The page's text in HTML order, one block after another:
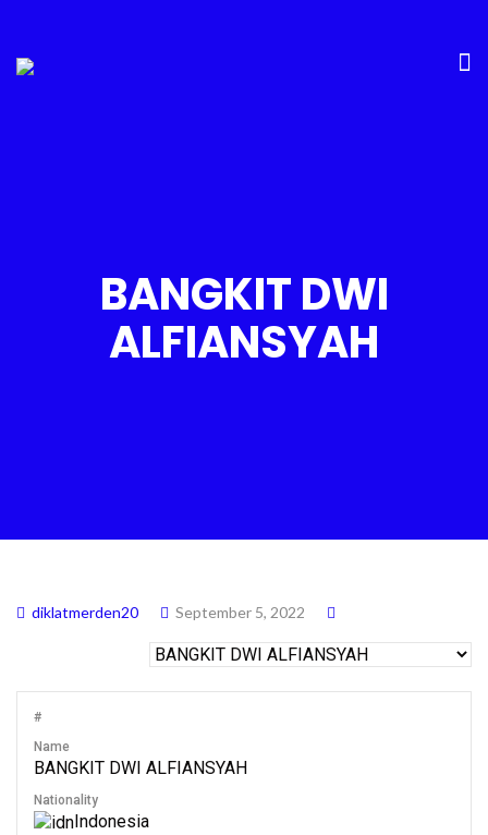
BANGKIT DWI
ALFIANSYAH
diklatmerden20 September 5, 2022
#
Name
BANGKIT DWI ALFIANSYAH
Nationality
Indonesia